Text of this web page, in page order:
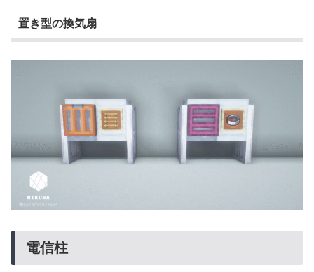
置き型の換気扇
電信柱